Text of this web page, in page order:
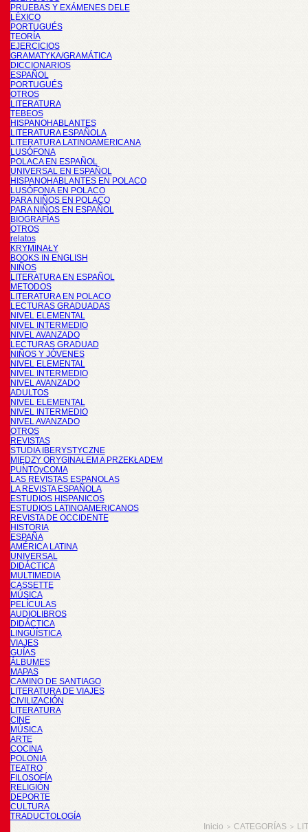
PRUEBAS Y EXÁMENES DELE
LÉXICO
PORTUGUÉS
TEORÍA
EJERCICIOS
GRAMATYKA/GRAMÁTICA
DICCIONARIOS
ESPAÑOL
PORTUGUÉS
OTROS
LITERATURA
TEBEOS
HISPANOHABLANTES
LITERATURA ESPAÑOLA
LITERATURA LATINOAMERICANA
LUSÓFONA
POLACA EN ESPAÑOL
UNIVERSAL EN ESPAÑOL
HISPANOHABLANTES EN POLACO
LUSÓFONA EN POLACO
PARA NIÑOS EN POLACO
PARA NIÑOS EN ESPAÑOL
BIOGRAFÍAS
OTROS
relatos
KRYMINAŁY
BOOKS IN ENGLISH
NIÑOS
LITERATURA EN ESPAÑOL
METODOS
LITERATURA EN POLACO
LECTURAS GRADUADAS
NIVEL ELEMENTAL
NIVEL INTERMEDIO
NIVEL AVANZADO
LECTURAS GRADUAD
NIÑOS Y JÓVENES
NIVEL ELEMENTAL
NIVEL INTERMEDIO
NIVEL AVANZADO
ADULTOS
NIVEL ELEMENTAL
NIVEL INTERMEDIO
NIVEL AVANZADO
OTROS
REVISTAS
STUDIA IBERYSTYCZNE
MIĘDZY ORYGINAŁEM A PRZEKŁADEM
PUNTOyCOMA
LAS REVISTAS ESPANOLAS
LA REVISTA ESPAÑOLA
ESTUDIOS HISPANICOS
ESTUDIOS LATINOAMERICANOS
REVISTA DE OCCIDENTE
HISTORIA
ESPAÑA
AMÉRICA LATINA
UNIVERSAL
DIDÁCTICA
MULTIMEDIA
CASSETTE
MÚSICA
PELÍCULAS
AUDIOLIBROS
DIDÁCTICA
LINGÜÍSTICA
VIAJES
GUÍAS
ÁLBUMES
MAPAS
CAMINO DE SANTIAGO
LITERATURA DE VIAJES
CIVILIZACIÓN
LITERATURA
CINE
MÚSICA
ARTE
COCINA
POLONIA
TEATRO
FILOSOFÍA
RELIGIÓN
DEPORTE
CULTURA
TRADUCTOLOGÍA
Inicio > CATEGORÍAS >